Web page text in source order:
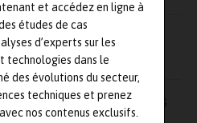
et accédez en ligne à
études de cas
d’experts sur les
technologies dans le
des évolutions du secteur,
techniques et prenez
nos contenus exclusifs.
Isae
et des vibrations